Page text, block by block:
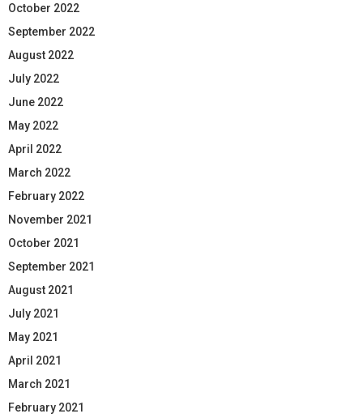
October 2022
September 2022
August 2022
July 2022
June 2022
May 2022
April 2022
March 2022
February 2022
November 2021
October 2021
September 2021
August 2021
July 2021
May 2021
April 2021
March 2021
February 2021